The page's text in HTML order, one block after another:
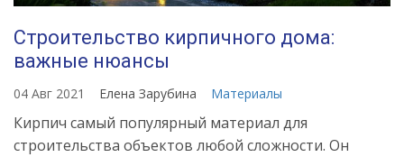
Строительство кирпичного дома:
важные нюансы
04 Авг 2021 Елена Зарубина Материалы
Кирпич самый популярный материал для
строительства объектов любой сложности. Он